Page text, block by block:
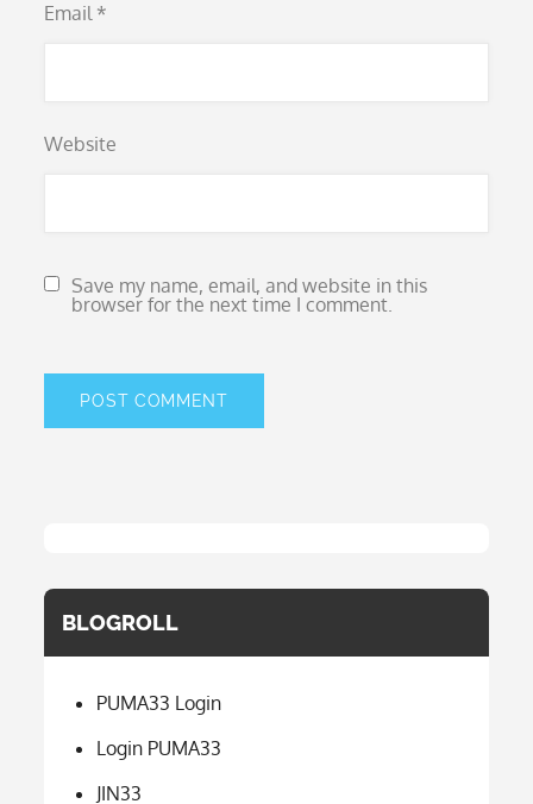
Email *
Website
Save my name, email, and website in this
browser for the next time I comment.
BLOGROLL
PUMA33 Login
Login PUMA33
JIN33